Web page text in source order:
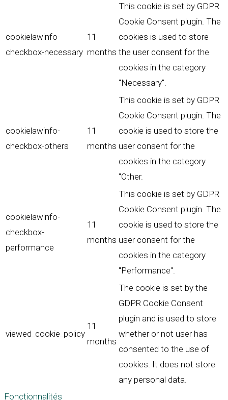
cookielawinfo-
checkbox-necessary
11
months
This cookie is set by GDPR
Cookie Consent plugin. The
cookies is used to store
the user consent for the
cookies in the category
"Necessary".
cookielawinfo-
checkbox-others
11
months
This cookie is set by GDPR
Cookie Consent plugin. The
cookie is used to store the
user consent for the
cookies in the category
"Other.
cookielawinfo-
checkbox-
performance
11
months
This cookie is set by GDPR
Cookie Consent plugin. The
cookie is used to store the
user consent for the
cookies in the category
"Performance".
viewed_cookie_policy
11
months
The cookie is set by the
GDPR Cookie Consent
plugin and is used to store
whether or not user has
consented to the use of
cookies. It does not store
any personal data.
Fonctionnalités